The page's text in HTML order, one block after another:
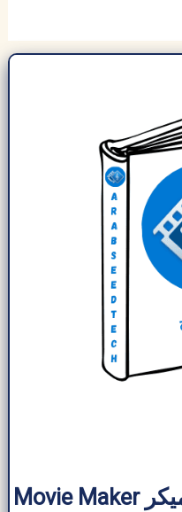
تحميل برنامج موفي ميكر Movie Maker